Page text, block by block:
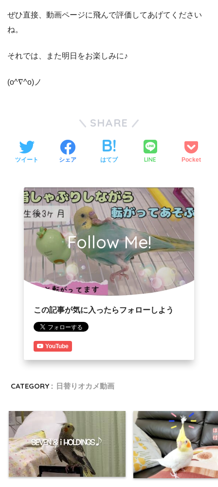
ぜひ直接、動画ページに飛んで評価してあげてください
ね。
それでは、また明日をお楽しみに♪
(o^∇^o)ノ
SHARE
ツイート シェア はてブ LINE Pocket
Follow Me!
この記事が気に入ったらフォローしよう
YouTube
CATEGORY : 日替りオカメ動画